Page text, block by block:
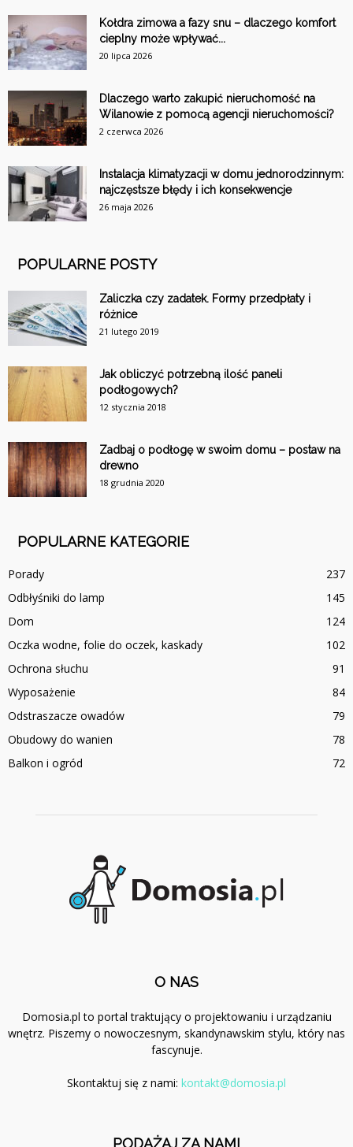
Kołdra zimowa a fazy snu – dlaczego komfort
cieplny może wpływać...
20 lipca 2026
Dlaczego warto zakupić nieruchomość na
Wilanowie z pomocą agencji nieruchomości?
2 czerwca 2026
Instalacja klimatyzacji w domu jednorodzinnym:
najczęstsze błędy i ich konsekwencje
26 maja 2026
POPULARNE POSTY
Zaliczka czy zadatek. Formy przedpłaty i
różnice
21 lutego 2019
Jak obliczyć potrzebną ilość paneli
podłogowych?
12 stycznia 2018
Zadbaj o podłogę w swoim domu – postaw na
drewno
18 grudnia 2020
POPULARNE KATEGORIE
Porady
237
Odbłyśniki do lamp
145
Dom
124
Oczka wodne, folie do oczek, kaskady
102
Ochrona słuchu
91
Wyposażenie
84
Odstraszacze owadów
79
Obudowy do wanien
78
Balkon i ogród
72
O NAS
Domosia.pl to portal traktujący o projektowaniu i urządzaniu
wnętrz. Piszemy o nowoczesnym, skandynawskim stylu, który nas
fascynuje.
Skontaktuj się z nami: kontakt@domosia.pl